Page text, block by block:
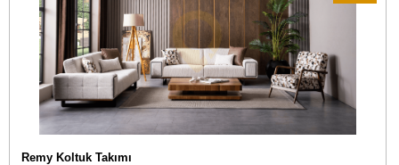
Remy Koltuk Takımı